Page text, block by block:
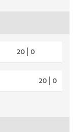
20 | 0
20 | 0